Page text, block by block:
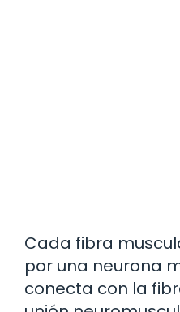
Cada fibra
por una neurona
conecta con la